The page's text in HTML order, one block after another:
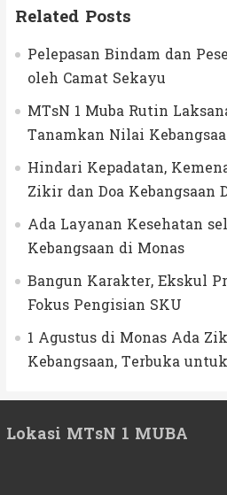
Related Posts
Pelepasan Bindam dan
oleh Camat Sekayu
MTsN 1 Muba Rutin
Tanamkan Nilai
Hindari Kepadatan,
Zikir dan Doa Kebangsaan
Ada Layanan Kesehatan
Kebangsaan di Monas
Bangun Karakter, Ekskul
Fokus Pengisian SKU
1 Agustus di Monas Ada
Kebangsaan, Terbuka
Lokasi MTsN 1 MUBA